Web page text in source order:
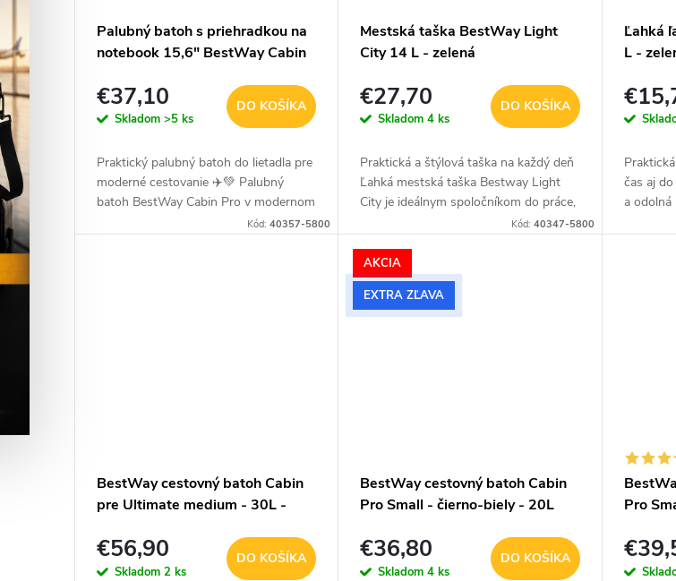
Palubný batoh s priehradkou na
notebook 15,6" BestWay Cabin
€37,10
Skladom >5 ks
DO KOŠÍKA
Praktický palubný batoh do lietadla pre
moderné cestovanie ✈️💚 Palubný
batoh BestWay Cabin Pro v modernom
zelenom prevedení s čiernymi detailmi
Kód:40357-5800
Mestská taška BestWay Light
City 14 L - zelená
€27,70
Skladom4 ks
DO KOŠÍKA
Praktická a štýlová taška na každý deň
Ľahká mestská taška Bestway Light
City je ideálnym spoločníkom do práce,
školy aj na voľný čas. Vďaka svojim
Kód: 40347-5800
Ľahká
L -
čas aj
a odolná
BestWay cestovný batoh Cabin
pre Ultimate medium - 30L -
€56,90
Skladom 2 ks
DO KOŠÍKA
AKCIA
EXTRA ZĽAVA
BestWay cestovný batoh Cabin
Pro Small - čierno-biely - 20L
€36,80
Skladom4 ks
DO KOŠÍKA
Pro